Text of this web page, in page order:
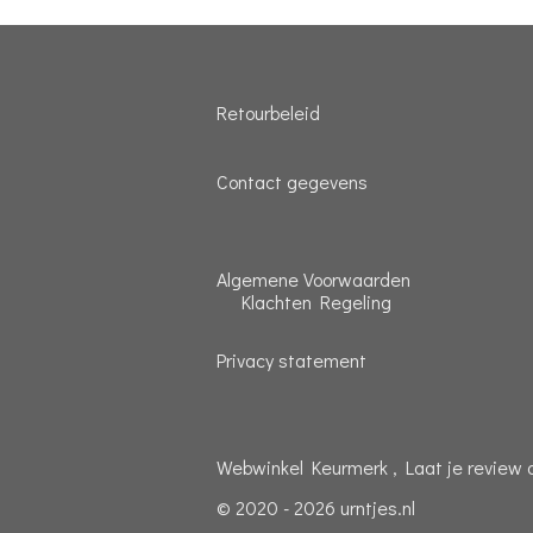
Retourbeleid
Contact gegevens
Algemene Voorwaarden
Klachten Regeling
Privacy statement
Webwinkel Keurmerk , Laat je review
© 2020 - 2026 urntjes.nl